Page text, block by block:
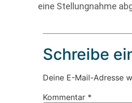
eine Stellungnahme
Schreibe
Deine E-Mail-Adresse
Kommentar *